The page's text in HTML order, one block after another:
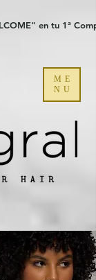
en tu 1ª
ME
NU